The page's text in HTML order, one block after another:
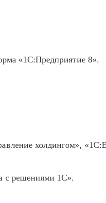
«1С:Предприятие 8».
холдингом»,
с решениями 1С».